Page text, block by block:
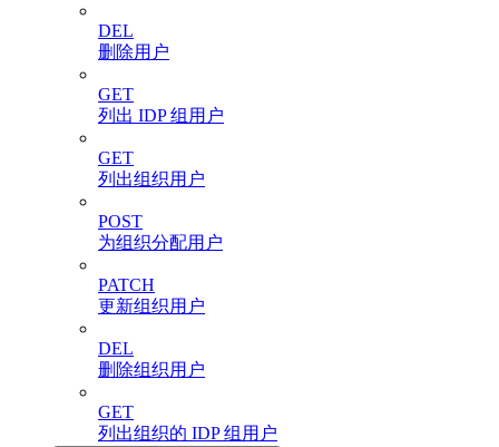
DEL
删除用户
GET
列出 IDP 组用户
GET
列出组织用户
POST
为组织分配用户
PATCH
更新组织用户
DEL
删除组织用户
GET
列出组织的 IDP 组用户